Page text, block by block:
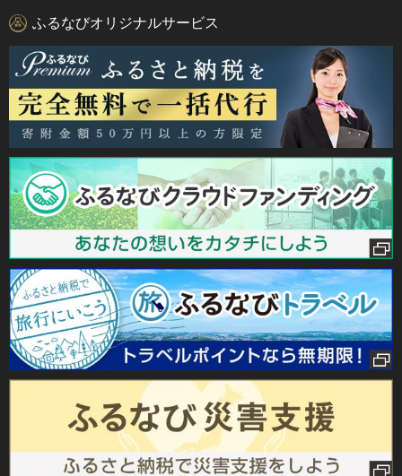
ふるなびオリジナルサービス